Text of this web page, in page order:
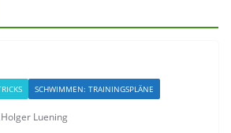
SCHWIMMEN: TRAININGSPLÄNE
Holger Luening